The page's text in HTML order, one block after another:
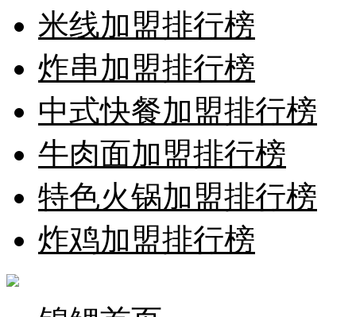
米线加盟排行榜
炸串加盟排行榜
中式快餐加盟排行榜
牛肉面加盟排行榜
特色火锅加盟排行榜
炸鸡加盟排行榜